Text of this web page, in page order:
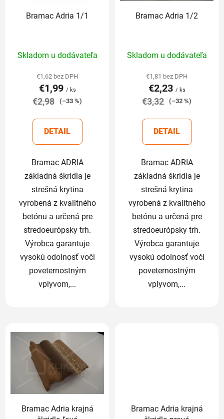
Bramac Adria 1/1
hodnotenie
produktu
je
5,0
5
hviezdičiek.
Skladom u dodávateľa
€1,62 bez DPH
€1,99 / ks
€2,98 (–33 %)
DETAIL
Bramac ADRIA
základná škridla je
strešná krytina
vyrobená z kvalitného
betónu a určená pre
stredoeurópsky trh.
Výrobca garantuje
vysokú odolnosť voči
poveternostným
vplyvom,...
Bramac Adria 1/2
hodnotenie
produktu
je
5,0
5
hviezdičiek.
Skladom u dodávateľa
€1,81 bez DPH
€2,23 / ks
€3,32 (–32 %)
DETAIL
Bramac ADRIA
základná škridla je
strešná krytina
vyrobená z kvalitného
betónu a určená pre
stredoeurópsky trh.
Výrobca garantuje
vysokú odolnosť voči
poveternostným
vplyvom,...
Bramac Adria krajná
Bramac Adria krajná